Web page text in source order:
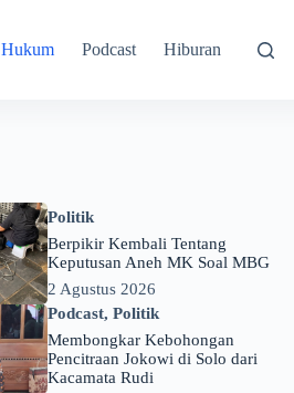
Hukum Podcast Hiburan
Politik
Berpikir Kembali Tentang
Keputusan Aneh MK Soal MBG
2 Agustus 2026
Podcast,Politik
Membongkar Kebohongan
Pencitraan Jokowi di Solo dari
Kacamata Rudi